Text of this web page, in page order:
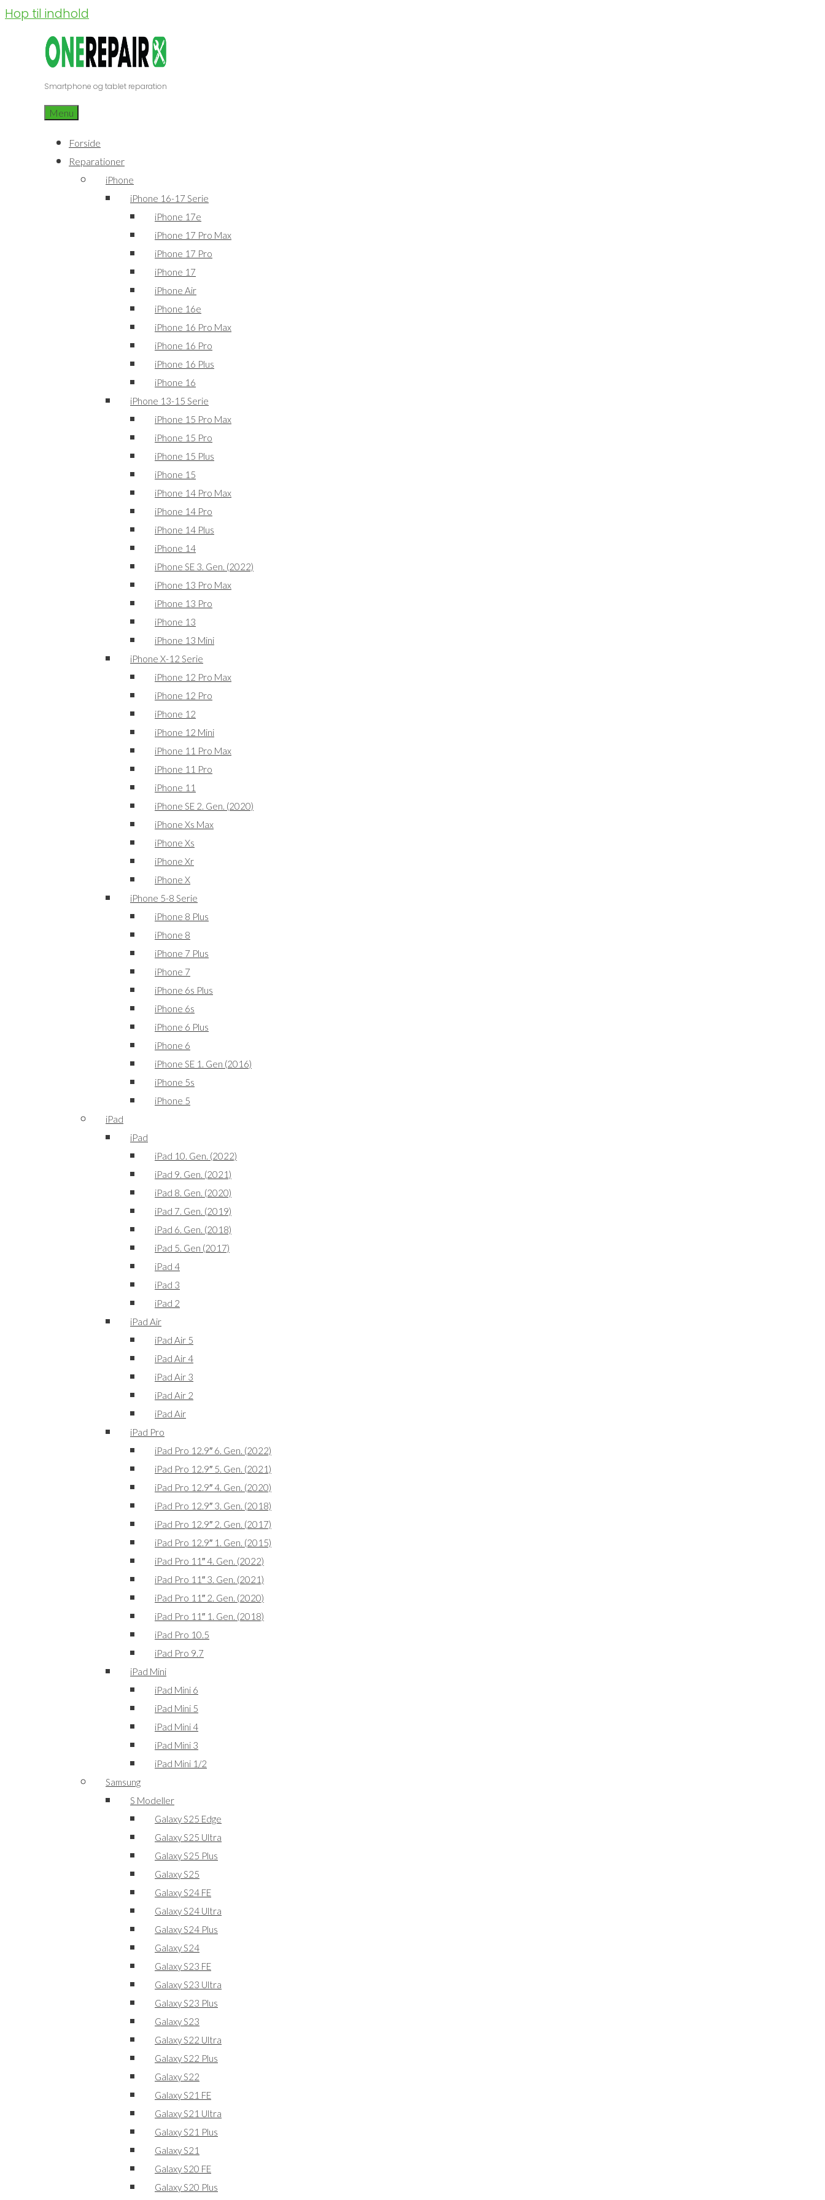
Hop til indhold
Smartphone og tablet reparation
Menu
Forside
Reparationer
iPhone
iPhone 16-17 Serie
iPhone 17e
iPhone 17 Pro Max
iPhone 17 Pro
iPhone 17
iPhone Air
iPhone 16e
iPhone 16 Pro Max
iPhone 16 Pro
iPhone 16 Plus
iPhone 16
iPhone 13-15 Serie
iPhone 15 Pro Max
iPhone 15 Pro
iPhone 15 Plus
iPhone 15
iPhone 14 Pro Max
iPhone 14 Pro
iPhone 14 Plus
iPhone 14
iPhone SE 3. Gen. (2022)
iPhone 13 Pro Max
iPhone 13 Pro
iPhone 13
iPhone 13 Mini
iPhone X-12 Serie
iPhone 12 Pro Max
iPhone 12 Pro
iPhone 12
iPhone 12 Mini
iPhone 11 Pro Max
iPhone 11 Pro
iPhone 11
iPhone SE 2. Gen. (2020)
iPhone Xs Max
iPhone Xs
iPhone Xr
iPhone X
iPhone 5-8 Serie
iPhone 8 Plus
iPhone 8
iPhone 7 Plus
iPhone 7
iPhone 6s Plus
iPhone 6s
iPhone 6 Plus
iPhone 6
iPhone SE 1. Gen (2016)
iPhone 5s
iPhone 5
iPad
iPad
iPad 10. Gen. (2022)
iPad 9. Gen. (2021)
iPad 8. Gen. (2020)
iPad 7. Gen. (2019)
iPad 6. Gen. (2018)
iPad 5. Gen (2017)
iPad 4
iPad 3
iPad 2
iPad Air
iPad Air 5
iPad Air 4
iPad Air 3
iPad Air 2
iPad Air
iPad Pro
iPad Pro 12.9″ 6. Gen. (2022)
iPad Pro 12.9″ 5. Gen. (2021)
iPad Pro 12.9″ 4. Gen. (2020)
iPad Pro 12.9″ 3. Gen. (2018)
iPad Pro 12.9″ 2. Gen. (2017)
iPad Pro 12.9″ 1. Gen. (2015)
iPad Pro 11″ 4. Gen. (2022)
iPad Pro 11″ 3. Gen. (2021)
iPad Pro 11″ 2. Gen. (2020)
iPad Pro 11″ 1. Gen. (2018)
iPad Pro 10.5
iPad Pro 9.7
iPad Mini
iPad Mini 6
iPad Mini 5
iPad Mini 4
iPad Mini 3
iPad Mini 1/2
Samsung
S Modeller
Galaxy S25 Edge
Galaxy S25 Ultra
Galaxy S25 Plus
Galaxy S25
Galaxy S24 FE
Galaxy S24 Ultra
Galaxy S24 Plus
Galaxy S24
Galaxy S23 FE
Galaxy S23 Ultra
Galaxy S23 Plus
Galaxy S23
Galaxy S22 Ultra
Galaxy S22 Plus
Galaxy S22
Galaxy S21 FE
Galaxy S21 Ultra
Galaxy S21 Plus
Galaxy S21
Galaxy S20 FE
Galaxy S20 Plus